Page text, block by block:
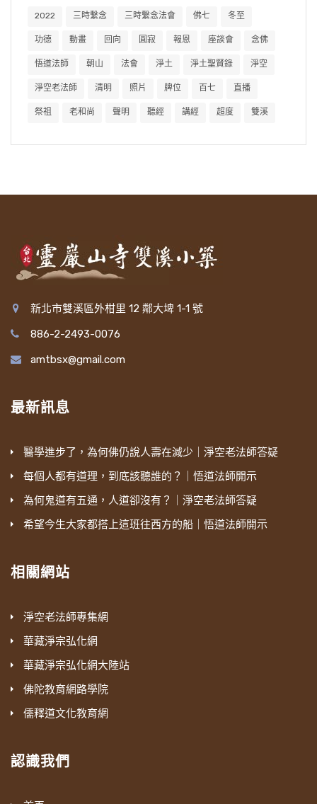
2022 三時繫念 三時繫念法會 佛七 冬至
功德 動畫 回向 圓寂 報恩 座談會 念佛
悟道法師 朝山 法會 淨土 淨土聖賢錄 淨空
淨空老法師 清明 照片 牌位 百七 直播
祭祖 老和尚 聲明 聽經 講經 超度 雙溪
新北市雙溪區外柑里 12 鄰大埤 1-1 號
886-2-2493-0076
amtbsx@gmail.com
最新訊息
醫學進步了，為何佛仍說人壽在減少｜淨空老法師答疑
每個人都有道理，到底該聽誰的？｜悟道法師開示
為何鬼道有五通，人道卻沒有？｜淨空老法師答疑
希望今生大家都搭上這班往西方的船｜悟道法師開示
相關網站
淨空老法師專集網
華藏淨宗弘化網
華藏淨宗弘化網大陸站
佛陀教育網路學院
儒釋道文化教育網
認識我們